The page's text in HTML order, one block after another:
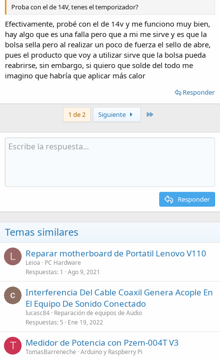
Proba con el de 14V, tenes el temporizador?
Efectivamente, probé con el de 14v y me funciono muy bien,
hay algo que es una falla pero que a mi me sirve y es que la
bolsa sella pero al realizar un poco de fuerza el sello de abre,
pues el producto que voy a utilizar sirve que la bolsa pueda
reabrirse, sin embargo, si quiero que solde del todo me
imagino que habría que aplicar más calor
Responder
1 de 2 Siguiente
Responder
Temas similares
L Reparar motherboard de Portatil Lenovo V110
Leioa
PC Hardware
Respuestas 1 Ago 9, 2021
Interferencia Del Cable Coaxil Genera Acople En
El Equipo De Sonido Conectado
lucasc84 Reparación de equipos de Audio
Respuestas 5 Ene 19, 2022
T Medidor de Potencia con Pzem-004T V3
TomasBarreneche Arduino y Raspberry Pi